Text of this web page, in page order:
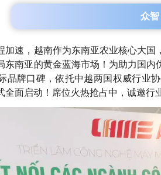
众智
加速，越南作为东南亚农业核心大
东南亚的黄金蓝海市场！为助力国
品牌口碑，依托中越两国权威行业
全面启动！席位火热抢占中，诚邀行